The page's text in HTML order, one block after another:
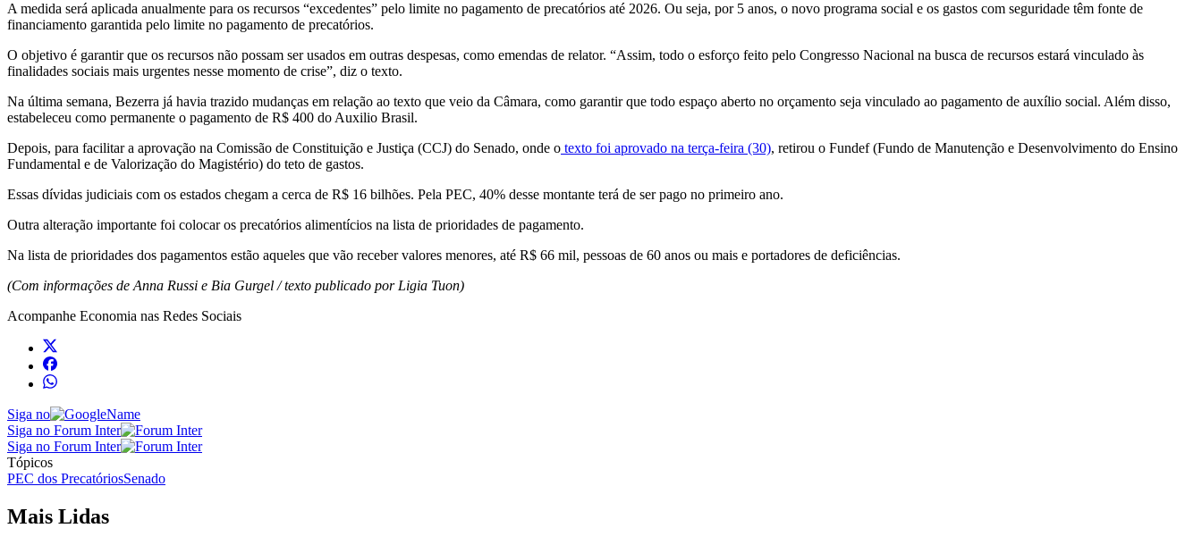
A medida será aplicada anualmente para os recursos “excedentes” pelo limite no pagamento de precatórios até 2026. Ou seja, por 5 anos, o novo programa social e os gastos com seguridade têm fonte de
financiamento garantida pelo limite no pagamento de precatórios.
O objetivo é garantir que os recursos não possam ser usados em outras despesas, como emendas de relator. “Assim, todo o esforço feito pelo Congresso Nacional na busca de recursos estará vinculado às
finalidades sociais mais urgentes nesse momento de crise”, diz o texto.
Na última semana, Bezerra já havia trazido mudanças em relação ao texto que veio da Câmara, como garantir que todo espaço aberto no orçamento seja vinculado ao pagamento de auxílio social. Além disso,
estabeleceu como permanente o pagamento de R$ 400 do Auxilio Brasil.
Depois, para facilitar a aprovação na Comissão de Constituição e Justiça (CCJ) do Senado, onde o texto foi aprovado na terça-feira (30), retirou o Fundef (Fundo de Manutenção e Desenvolvimento do Ensino
Fundamental e de Valorização do Magistério) do teto de gastos.
Essas dívidas judiciais com os estados chegam a cerca de R$ 16 bilhões. Pela PEC, 40% desse montante terá de ser pago no primeiro ano.
Outra alteração importante foi colocar os precatórios alimentícios na lista de prioridades de pagamento.
Na lista de prioridades dos pagamentos estão aqueles que vão receber valores menores, até R$ 66 mil, pessoas de 60 anos ou mais e portadores de deficiências.
(Com informações de Anna Russi e Bia Gurgel / texto publicado por Ligia Tuon)
Acompanhe Economia nas Redes Sociais
Siga no
Siga no Forum Inter
Siga no Forum Inter
Tópicos
PEC dos PrecatóriosSenado
Mais Lidas